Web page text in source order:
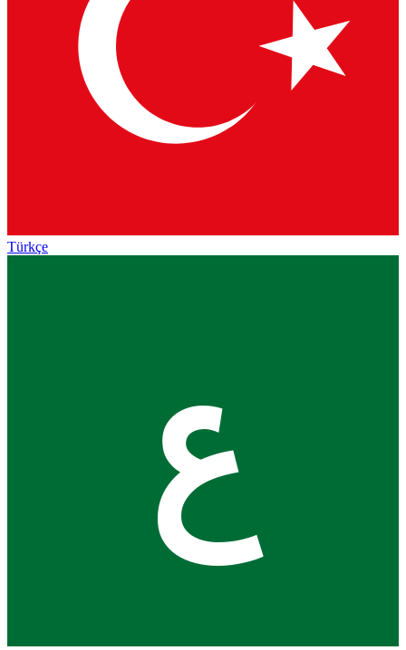
Türkçe
ع